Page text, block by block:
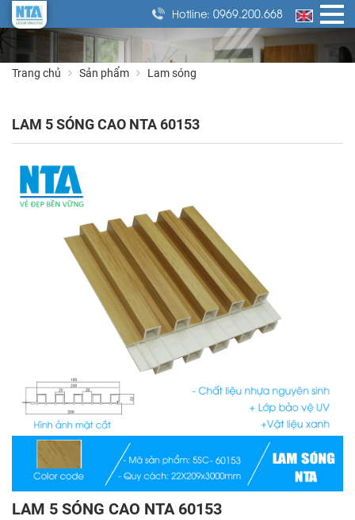
Hotline: 0969.200.668
Trang chủ Sản phẩm Lam sóng
LAM 5 SÓNG CAO NTA 60153
LAM 5 SÓNG CAO NTA 60153